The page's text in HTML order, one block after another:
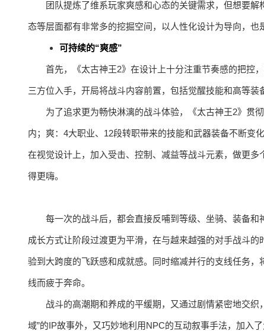
团队提炼了维系玩家爽感和心态的关键需求，但想要
态等层面都有非常多的挖掘空间，以人性化设计为导向，也
可持续的“爽感”
首先，《太古神王2》在设计上十分注重节奏感的把控
三方位入手，开局将战斗内容前置，包括觉醒技能和高等装
为了追求更为畅快淋漓的战斗体验，《太古神王2》贯
内；爽：4大职业、12段转职带来的技能和武器装备不断变
在视觉设计上，加入受击、控制、减益等战斗元素，做更
得更嗨。
每一次的战斗后，都会直接反哺到等级、坐骑、装备
成长方式让阶段过渡更为平滑，在与越来越强的对手战斗
验到大跨度的飞跃感和成就感。同时缩减并行的支线任务
线而疲于奔命。
战斗的高潮期和养成的平缓期，又通过剧情紧密地交
域”的IP故事外，又巧妙地利用NPC的互动叙事手法，加入